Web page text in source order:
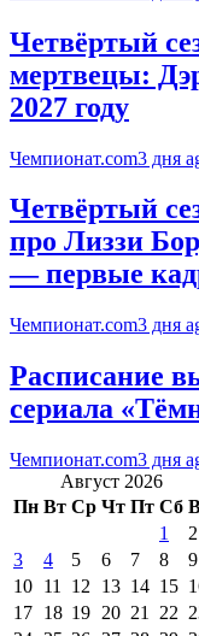
Четвёртый
мертвецы:
2027 году
Чемпионат.com3 дня
Четвёртый
про Лиззи
— первые
Чемпионат.com3 дня
Расписание
сериала
Чемпионат.com3 дня
Август 2026
Пн Вт Ср Чт Пт Сб
1
2
3
4 5 6 7 8
9
10 11 12 13 14 15
17 18 19 20 21 22